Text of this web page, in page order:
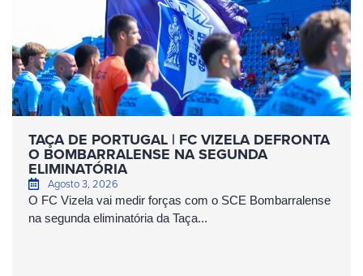
TAÇA DE PORTUGAL | FC VIZELA DEFRONTA
O BOMBARRALENSE NA SEGUNDA
ELIMINATÓRIA
Agosto 3, 2026
O FC Vizela vai medir forças com o SCE Bombarralense
na segunda eliminatória da Taça...